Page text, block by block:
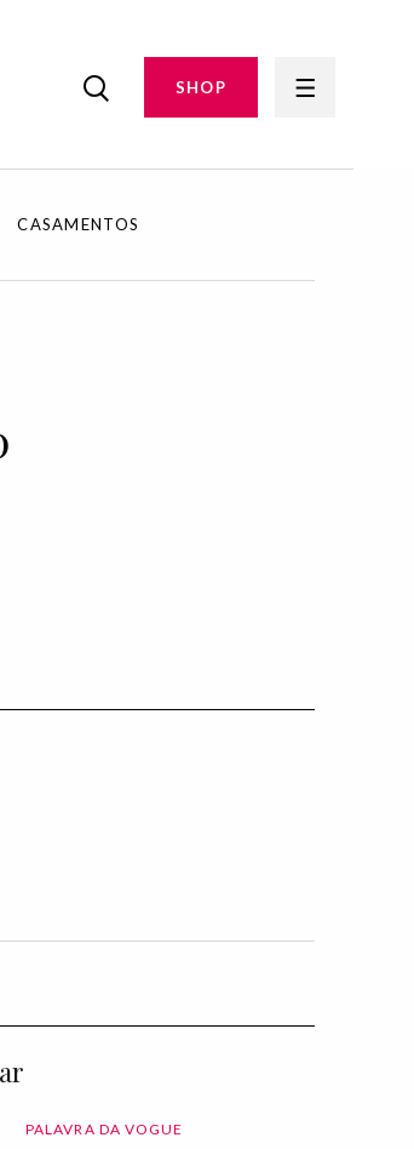
SHOP
CASAMENTOS
PALAVRA DA VOGUE